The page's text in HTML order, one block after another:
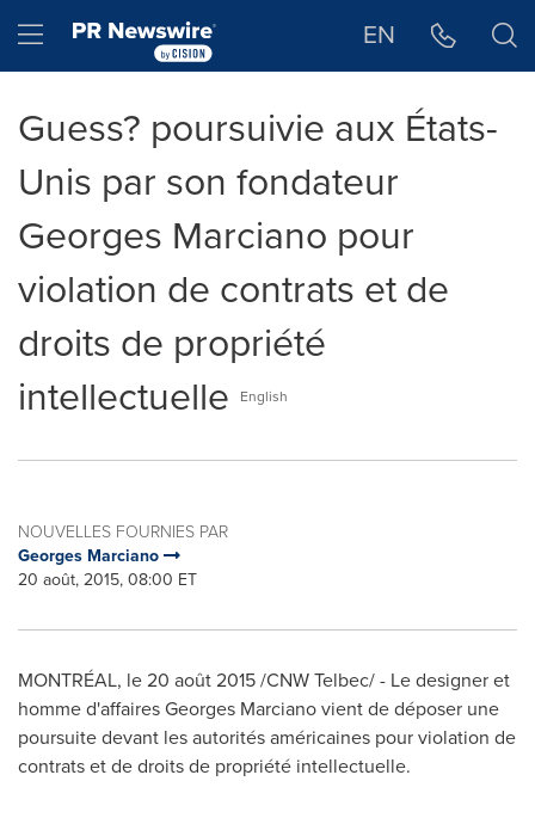
Hamburger menu EN
Guess? poursuivie aux États-
Unis par son fondateur
Georges Marciano pour
violation de contrats et de
droits de propriété
intellectuelle
English
NOUVELLES FOURNIES PAR
Georges Marciano
20 août, 2015, 08:00 ET
MONTRÉAL, le 20 août 2015 /CNW Telbec/ - Le designer et
homme d'affairesGeorges Marcianovient de déposer une
poursuite devant les autorités américaines pour violation de
contrats et de droits de propriété intellectuelle.